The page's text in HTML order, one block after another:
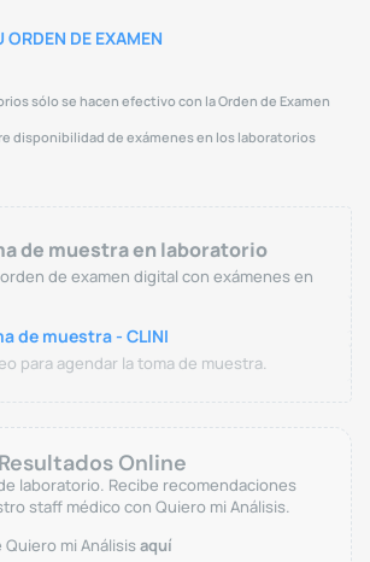
DE EXAMEN
sólo se hacen efectivo con la Orden de Examen
disponibilidad de exámenes en los laboratorios
de muestra en laboratorio
de examen digital con exámenes en
de muestra - CLINI
para agendar la toma de muestra.
Online
laboratorio. Recibe recomendaciones
staff médico con Quiero mi Análisis.
mi Análisisaquí